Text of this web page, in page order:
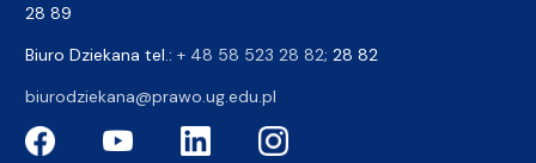
28 89
Biuro Dziekana tel.: + 48 58 523 28 82; 28 82
biurodziekana@prawo.ug.edu.pl